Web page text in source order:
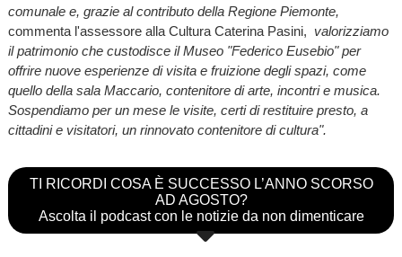
comunale e, grazie al contributo della Regione Piemonte,
commenta l'assessore alla Cultura Caterina Pasini, valorizziamo
il patrimonio che custodisce il Museo "Federico Eusebio" per
offrire nuove esperienze di visita e fruizione degli spazi, come
quello della sala Maccario, contenitore di arte, incontri e musica.
Sospendiamo per un mese le visite, certi di restituire presto, a
cittadini e visitatori, un rinnovato contenitore di cultura".
TI RICORDI COSA È SUCCESSO L’ANNO SCORSO
AD AGOSTO?
Ascolta il podcast con le notizie da non dimenticare